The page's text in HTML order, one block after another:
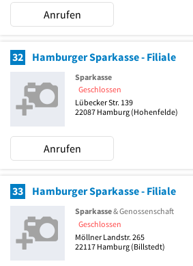
Anrufen
32 Hamburger Sparkasse - Filiale
Sparkasse
Geschlossen
Lübecker Str. 139
22087 Hamburg (Hohenfelde)
Anrufen
33 Hamburger Sparkasse - Filiale
Sparkasse& Genossenschaft
Geschlossen
Möllner Landstr. 265
22117 Hamburg (Billstedt)